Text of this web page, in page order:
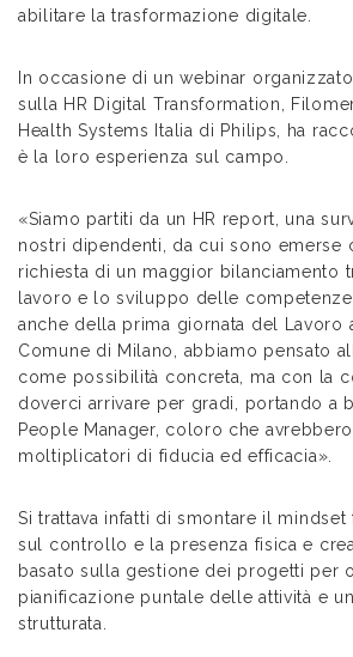
abilitare la trasformazione digitale.
In occasione di un webinar
sulla HR Digital Transformation,
Health Systems Italia di Philips, ha
è la loro esperienza sul campo.
«Siamo partiti da un HR report, una
nostri dipendenti, da cui sono emerse
richiesta di un maggior bilanciamento
lavoro e lo sviluppo delle
anche della prima giornata del Lavoro
Comune di Milano, abbiamo pensato
come possibilità concreta, ma con la
doverci arrivare per gradi, portando a
People Manager, coloro che
moltiplicatori di fiducia ed efficacia».
Si trattava infatti di smontare il
sul controllo e la presenza fisica e
basato sulla gestione dei progetti per
pianificazione puntale delle attività e
strutturata.